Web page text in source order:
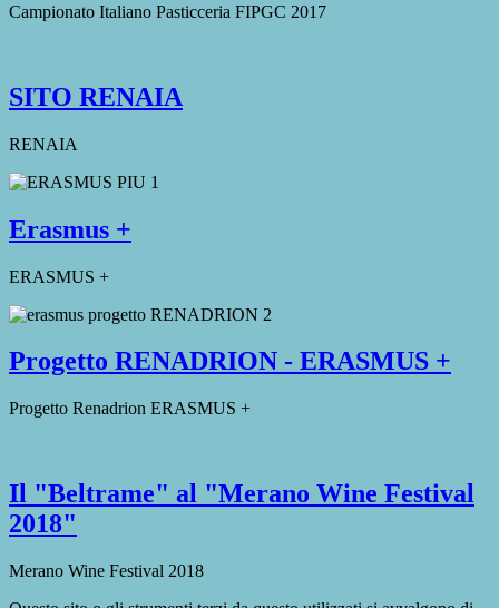
Campionato Italiano Pasticceria FIPGC 2017
SITO RENAIA
RENAIA
Erasmus +
ERASMUS +
Progetto RENADRION - ERASMUS +
Progetto Renadrion ERASMUS +
Il "Beltrame" al "Merano Wine Festival
2018"
Merano Wine Festival 2018